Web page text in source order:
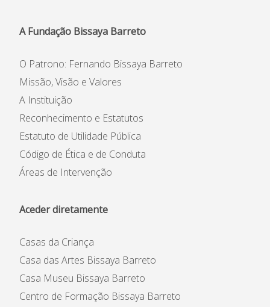
A Fundação Bissaya Barreto
O Patrono: Fernando Bissaya Barreto
Missão, Visão e Valores
A Instituição
Reconhecimento e Estatutos
Estatuto de Utilidade Pública
Código de Ética e de Conduta
Áreas de Intervenção
Aceder diretamente
Casas da Criança
Casa das Artes Bissaya Barreto
Casa Museu Bissaya Barreto
Centro de Formação Bissaya Barreto